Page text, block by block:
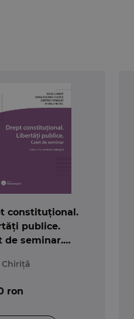
constituțional.
publice.
de seminar.
Chiriță
ron